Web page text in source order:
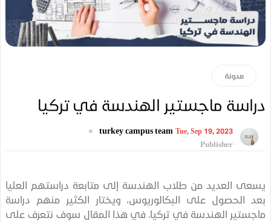
ماجستير الهندسة في تركيا
turkey campus team Tue, Sep 19, 2023
Publisher
العديد من طلاب الهندسة إلى متابعة دراستهم العليا
الحصول على البكالوريوس، ويختار الكثير منهم دراسة
الهندسة في تركيا. في هذا المقال سوف نتعرف على